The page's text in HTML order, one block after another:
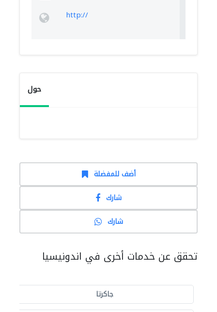
http://
حول
أضف للمفضلة
شارك
شارك
تحقق عن خدمات أخرى في اندونيسيا
جاكرتا